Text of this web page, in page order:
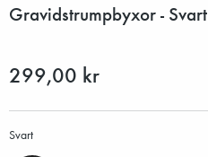
Gravidstrumpbyxor - Svart
299,00 kr
Svart